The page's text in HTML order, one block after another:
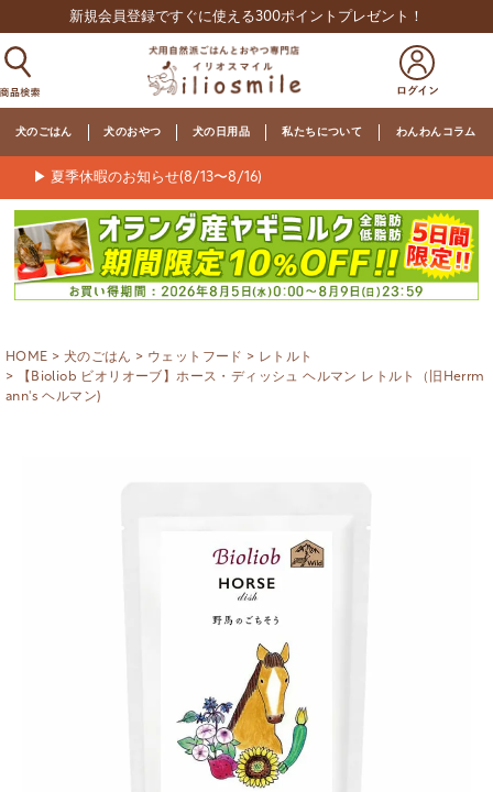
新規会員登録ですぐに使える300ポイントプレゼント！
犬のごはん 犬のおやつ 犬の日用品 私たちについて わんわんコラム
▶ 夏季休暇のお知らせ(8/13〜8/16)
HOME 犬のごはん ウェットフード
レトルト
【Bioliob ビオリオーブ】ホース・ディッシュ ヘルマン レトルト（旧Herrm
ann's ヘルマン)